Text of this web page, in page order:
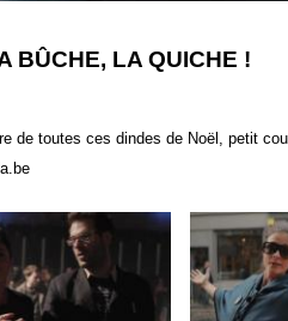
BÛCHE, LA QUICHE !
de toutes ces dindes de Noël, petit
CIRCUIT Moda